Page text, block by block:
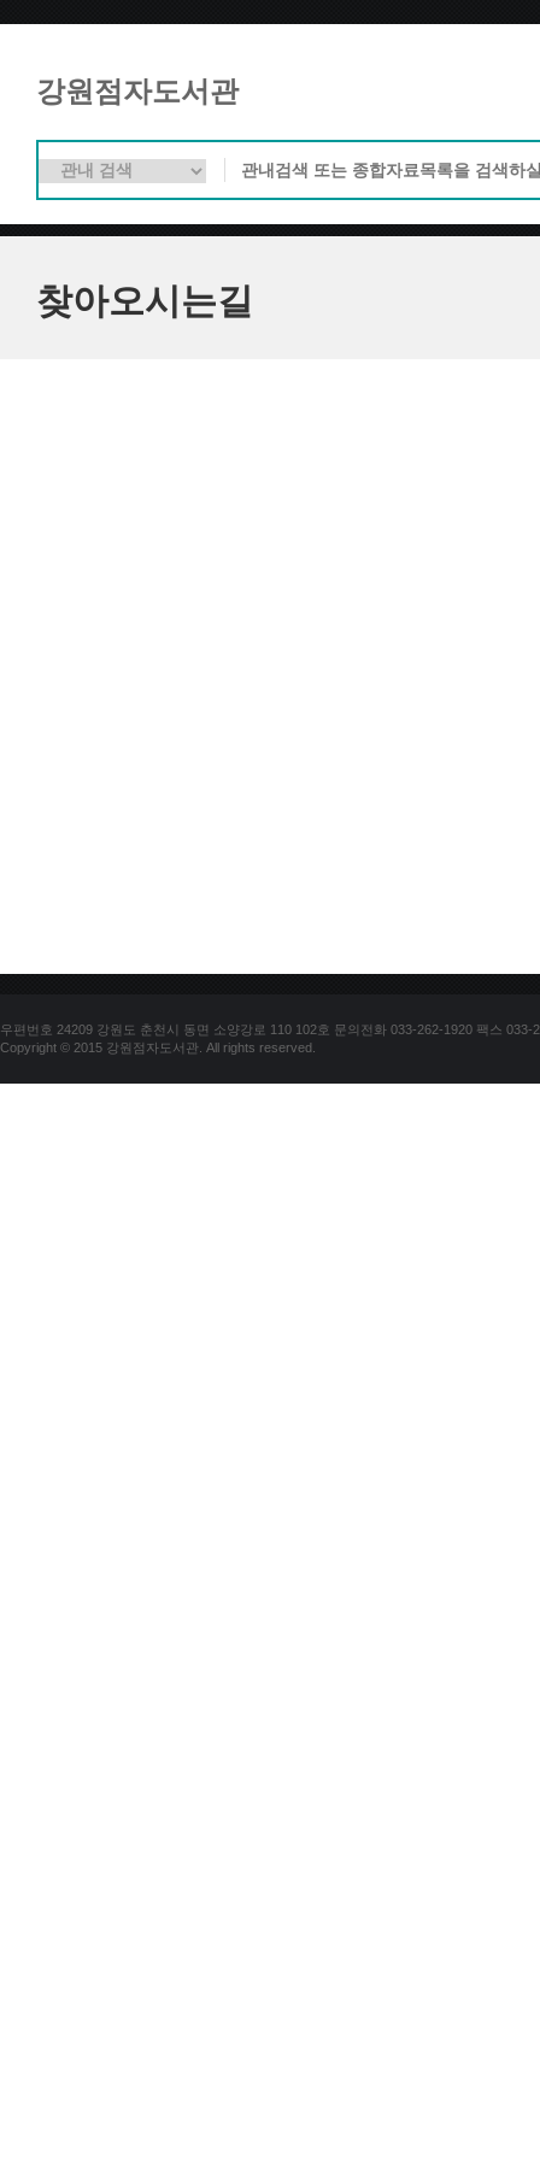
강원점자도서관
찾아오시는길
우편번호 24209 강원도 춘천시 동면 소양강로 110 102호 문의전화 033-262-1920 팩스 033-
Copyright © 2015 강원점자도서관. All rights reserved.